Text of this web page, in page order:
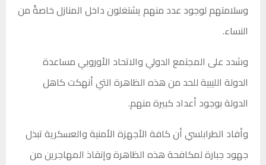
وسلامتهم لوجود عدد منهم يشتغلون داخل المنازل خاصةً من
النساء.
وشدد على المجتمع الدولي والاتحاد الأوروبي مساعدة
الدولة الليبية للحد من هذه الظاهرة التي أنهكت كاهل
الدولة بوجود أعداد كبيرة منهم.
وأفاد الطرابلسي أن كافة الأجهزة الأمنية والعسكرية تبذل
جهود جبارة لمكافحة هذه الظاهرة وإنقاذ المهاجرين من